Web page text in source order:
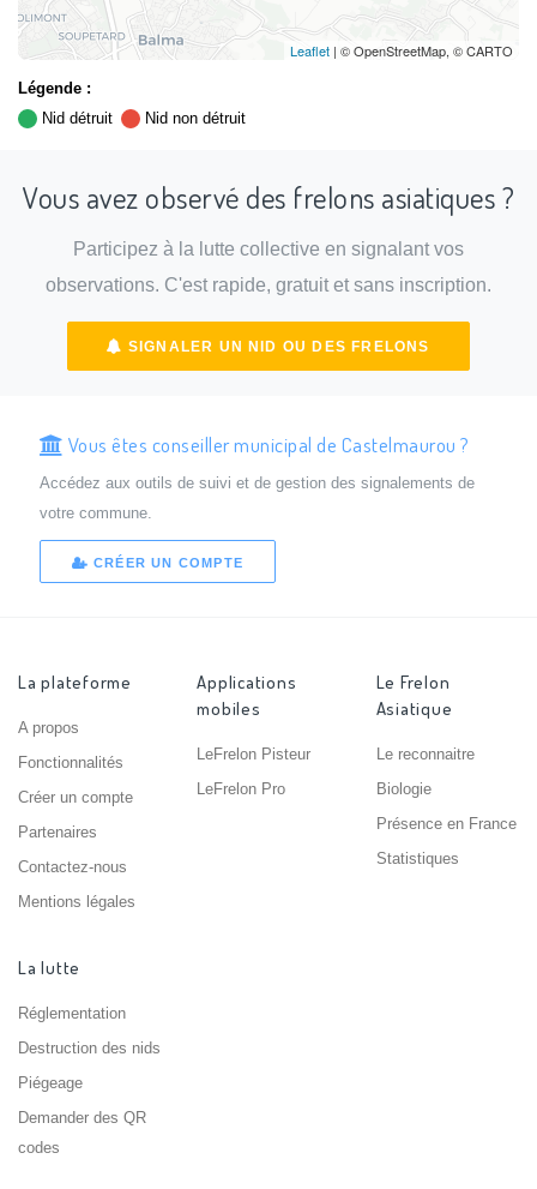
Leaflet | © OpenStreetMap, © CARTO
Légende :
Nid détruit
Nid non détruit
Vous avez observé des frelons asiatiques ?
Participez à la lutte collective en signalant vos
observations. C'est rapide, gratuit et sans inscription.
SIGNALER UN NID OU DES FRELONS
Vous êtes conseiller municipal de Castelmaurou ?
Accédez aux outils de suivi et de gestion des signalements de
votre commune.
CRÉER UN COMPTE
La plateforme
A propos
Fonctionnalités
Créer un compte
Partenaires
Contactez-nous
Mentions légales
Applications
mobiles
LeFrelon Pisteur
LeFrelon Pro
Le Frelon
Asiatique
Le reconnaitre
Biologie
Présence en France
Statistiques
La lutte
Réglementation
Destruction des nids
Piégeage
Demander des QR
codes